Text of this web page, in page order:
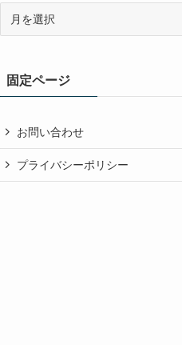
ブ固定ページ
お問い合わせ
プライバシーポリシー